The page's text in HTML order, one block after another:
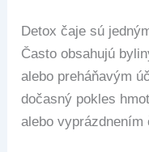
Detox čaje sú
Často obsahujú
alebo preháňavým
dočasný pokles
alebo vyprázdnením